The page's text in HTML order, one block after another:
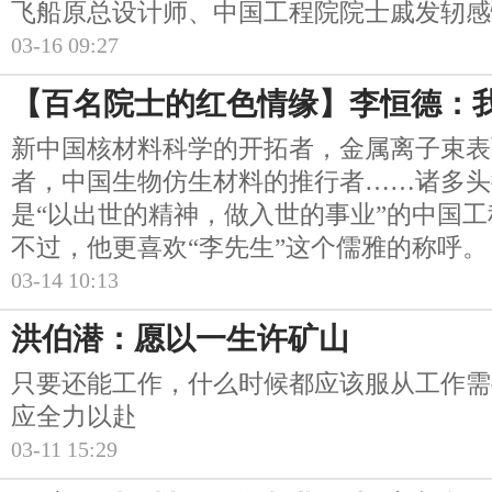
飞船原总设计师、中国工程院院士戚发轫
03-16 09:27
【百名院士的红色情缘】李恒德：
新中国核材料科学的开拓者，金属离子束
者，中国生物仿生材料的推行者……诸多
是“以出世的精神，做入世的事业”的中国
不过，他更喜欢“李先生”这个儒雅的称呼。
03-14 10:13
洪伯潜：愿以一生许矿山
只要还能工作，什么时候都应该服从工作
应全力以赴
03-11 15:29